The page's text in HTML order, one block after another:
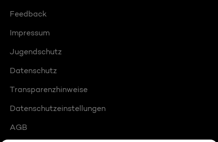
Feedback
Impressum
Jugendschutz
Datenschutz
Transparenzhinweise
Datenschutzeinstellungen
AGB